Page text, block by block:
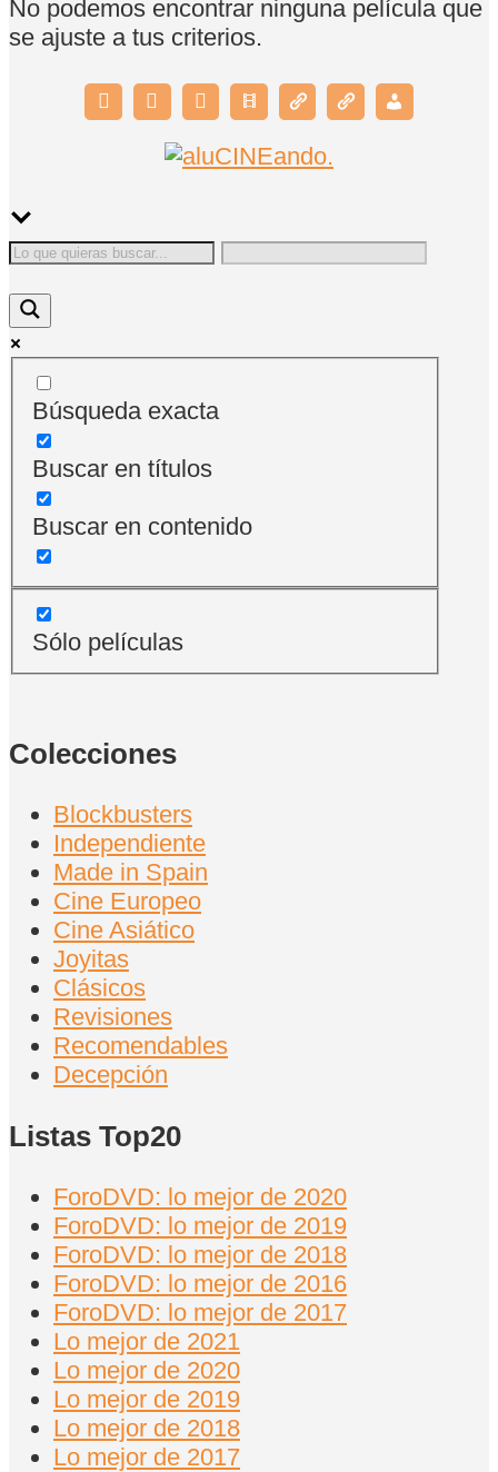
No podemos encontrar ninguna película que
se ajuste a tus criterios.
Búsqueda exacta
Buscar en títulos
Buscar en contenido
Sólo películas
Colecciones
Blockbusters
Independiente
Made in Spain
Cine Europeo
Cine Asiático
Joyitas
Clásicos
Revisiones
Recomendables
Decepción
Listas Top20
ForoDVD: lo mejor de 2020
ForoDVD: lo mejor de 2019
ForoDVD: lo mejor de 2018
ForoDVD: lo mejor de 2016
ForoDVD: lo mejor de 2017
Lo mejor de 2021
Lo mejor de 2020
Lo mejor de 2019
Lo mejor de 2018
Lo mejor de 2017